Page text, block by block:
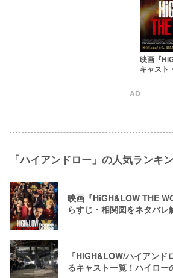
映画『
キャスト
AD
「ハイアンドロー」の人気ランキ
映画『HiGH&LOW THE
らすじ・相関図をネタバレ
「HiGH&LOW/ハイアン
るキャスト一覧！ハイロー